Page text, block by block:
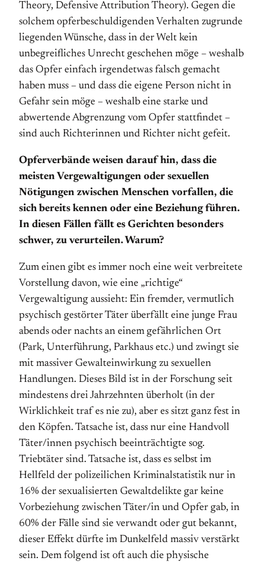
Theory, Defensive Attribution Theory). Gegen die
solchem opferbeschuldigenden Verhalten zugrunde
liegenden Wünsche, dass in der Welt kein
unbegreifliches Unrecht geschehen möge – weshalb
das Opfer einfach irgendetwas falsch gemacht
haben muss – und dass die eigene Person nicht in
Gefahr sein möge – weshalb eine starke und
abwertende Abgrenzung vom Opfer stattfindet –
sind auch Richterinnen und Richter nicht gefeit.
Opferverbände weisen darauf hin, dass die
meisten Vergewaltigungen oder sexuellen
Nötigungen zwischen Menschen vorfallen, die
sich bereits kennen oder eine Beziehung führen.
In diesen Fällen fällt es Gerichten besonders
schwer, zu verurteilen. Warum?
Zum einen gibt es immer noch eine weit verbreitete
Vorstellung davon, wie eine „richtige“
Vergewaltigung aussieht: Ein fremder, vermutlich
psychisch gestörter Täter überfällt eine junge Frau
abends oder nachts an einem gefährlichen Ort
(Park, Unterführung, Parkhaus etc.) und zwingt sie
mit massiver Gewalteinwirkung zu sexuellen
Handlungen. Dieses Bild ist in der Forschung seit
mindestens drei Jahrzehnten überholt (in der
Wirklichkeit traf es nie zu), aber es sitzt ganz fest in
den Köpfen. Tatsache ist, dass nur eine Handvoll
Täter/innen psychisch beeinträchtigte sog.
Triebtäter sind. Tatsache ist, dass es selbst im
Hellfeld der polizeilichen Kriminalstatistik nur in
16% der sexualisierten Gewaltdelikte gar keine
Vorbeziehung zwischen Täter/in und Opfer gab, in
60% der Fälle sind sie verwandt oder gut bekannt,
dieser Effekt dürfte im Dunkelfeld massiv verstärkt
sein. Dem folgend ist oft auch die physische